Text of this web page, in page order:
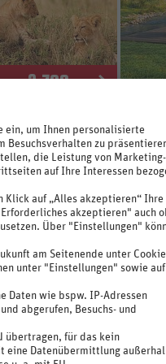
3.799.-
- Botswana
2